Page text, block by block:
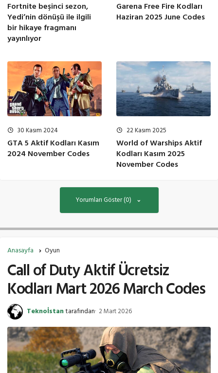
Fortnite beşinci sezon,
Yedi’nin dönüşü ile ilgili
bir hikaye fragmanı
yayınlıyor
Garena Free Fire Kodları
Haziran 2025 June Codes
30 Kasım 2024
GTA 5 Aktif Kodları Kasım
2024 November Codes
22 Kasım 2025
World of Warships Aktif
Kodları Kasım 2025
November Codes
Yorumları Göster (0)
Anasayfa Oyun
Call of Duty Aktif Ücretsiz
Kodları Mart 2026 March Codes
Teknoİstantarafından 2 Mart 2026